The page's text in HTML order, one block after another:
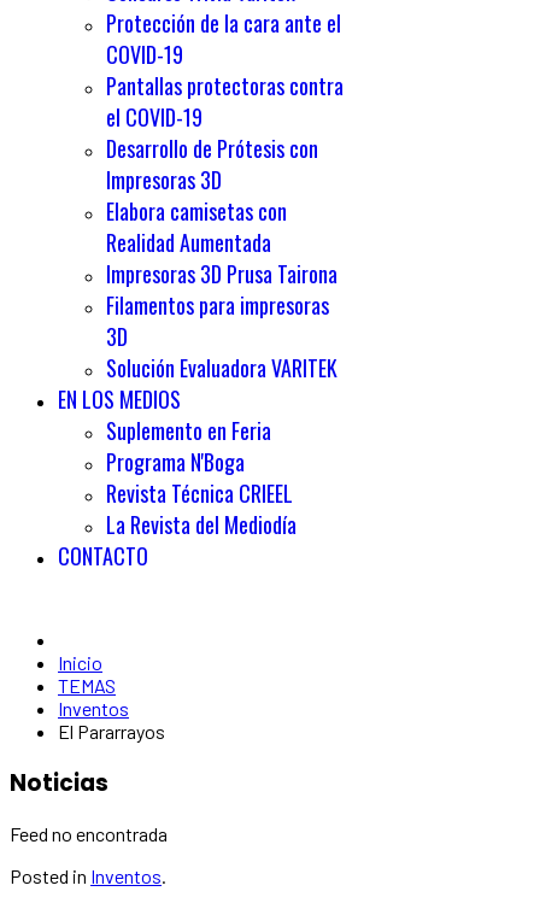
Protección de la cara ante el
COVID-19
Pantallas protectoras contra
el COVID-19
Desarrollo de Prótesis con
Impresoras 3D
Elabora camisetas con
Realidad Aumentada
Impresoras 3D Prusa Tairona
Filamentos para impresoras
3D
Solución Evaluadora VARITEK
EN LOS MEDIOS
Suplemento en Feria
Programa N'Boga
Revista Técnica CRIEEL
La Revista del Mediodía
CONTACTO
Inicio
TEMAS
Inventos
El Pararrayos
Noticias
Feed no encontrada
Posted in Inventos.